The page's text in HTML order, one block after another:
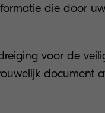
die door
voor de
document